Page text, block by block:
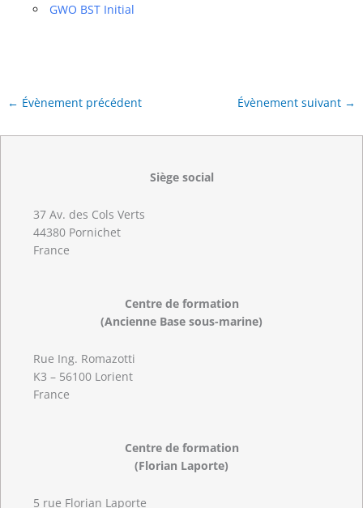
GWO BST Initial
← Évènement précédent Évènement suivant →
Siège social
37 Av. des Cols Verts
44380 Pornichet
France
Centre de formation
(Ancienne Base sous-marine)
Rue Ing. Romazotti
K3 – 56100 Lorient
France
Centre de formation
(Florian Laporte)
5 rue Florian Laporte